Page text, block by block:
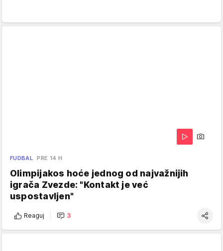
FUDBAL PRE 14 H
Olimpijakos hoće jednog od najvažnijih
igrača Zvezde: "Kontakt je već
uspostavljen"
Reaguj 3